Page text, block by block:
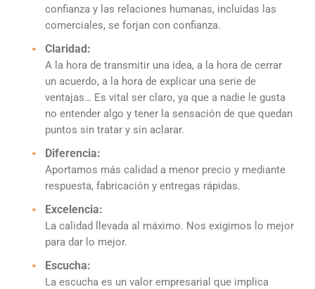
confianza y las relaciones humanas, incluidas las
comerciales, se forjan con confianza.
Claridad:
A la hora de transmitir una idea, a la hora de cerrar
un acuerdo, a la hora de explicar una serie de
ventajas… Es vital ser claro, ya que a nadie le gusta
no entender algo y tener la sensación de que quedan
puntos sin tratar y sin aclarar.
Diferencia:
Aportamos más calidad a menor precio y mediante
respuesta, fabricación y entregas rápidas.
Excelencia:
La calidad llevada al máximo. Nos exigimos lo mejor
para dar lo mejor.
Escucha:
La escucha es un valor empresarial que implica